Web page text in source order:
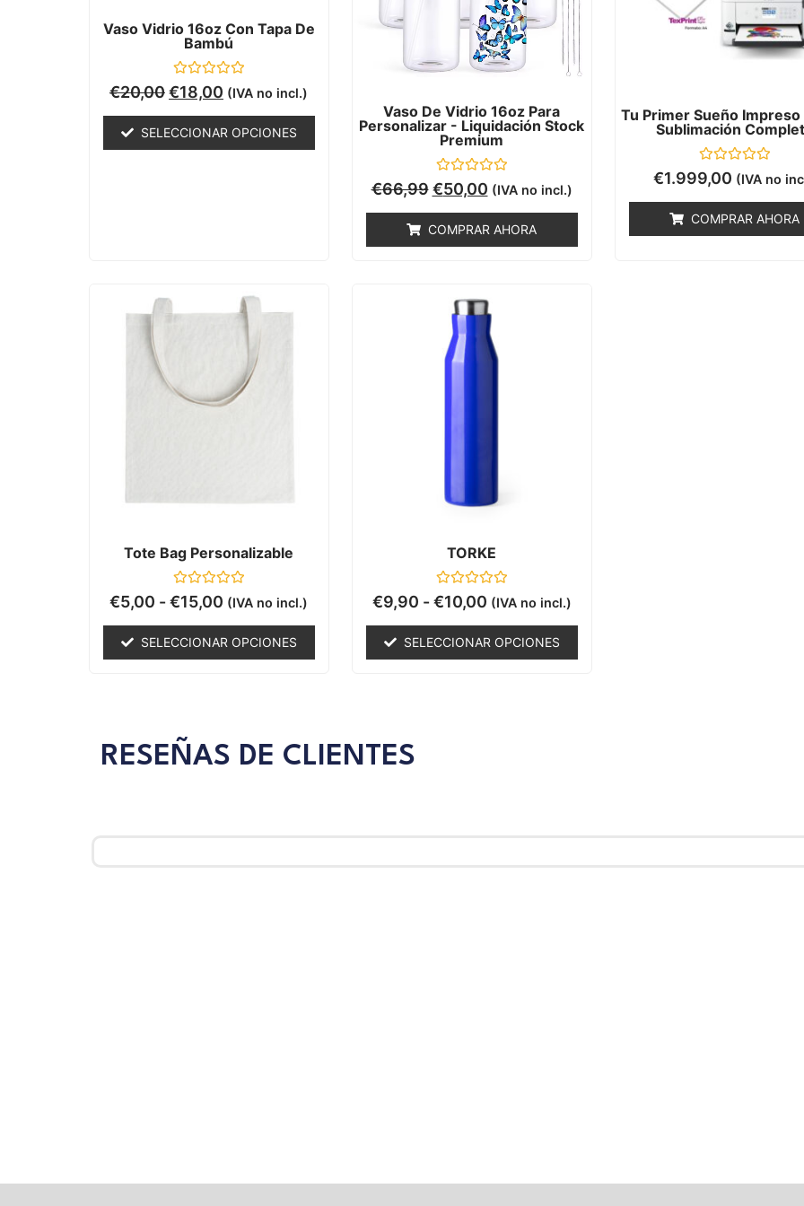
Vaso Vidrio 16oz Con Tapa De
Bambú
Valorado
con
5
€20,00€18,00 (IVA no incl.)
SELECCIONAR OPCIONES
Vaso De Vidrio 16oz Para
Personalizar - Liquidación Stock
Premium
Valorado
con
5
€66,99 €50,00 (IVA no incl.)
COMPRAR AHORA
Tu Primer Sueño Impreso
Sublimación
Valorado
con
5
€1.999,00 (IVA no
COMPRAR AHORA
Tote Bag Personalizable
Valorado
con
5
€5,00 -€15,00 (IVA no incl.)
SELECCIONAR OPCIONES
TORKE
Valorado
con
5
€9,90 - €10,00 (IVA no incl.)
SELECCIONAR OPCIONES
RESEÑAS DE CLIENTES